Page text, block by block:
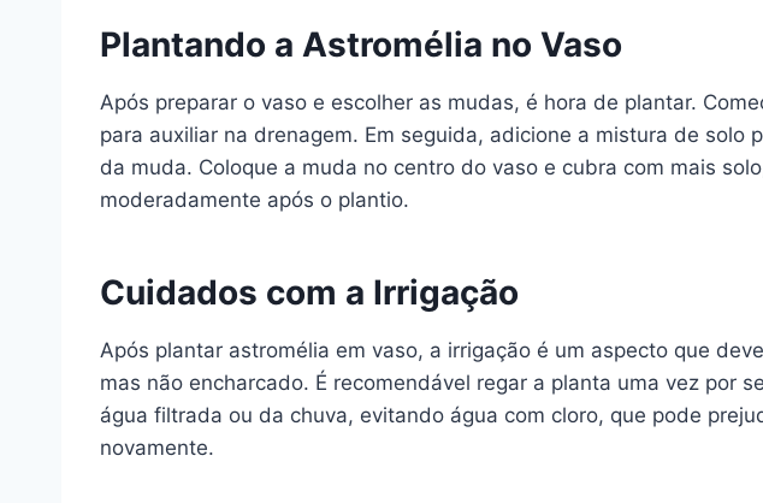
Plantando a Astromélia no Vaso
Após preparar o vaso e escolher as mudas, é hora de plantar.
para auxiliar na drenagem. Em seguida, adicione a mistura de
da muda. Coloque a muda no centro do vaso e cubra com mais
moderadamente após o plantio.
Cuidados com a Irrigação
Após plantar astromélia em vaso, a irrigação é um aspecto que
mas não encharcado. É recomendável regar a planta uma vez por
água filtrada ou da chuva, evitando água com cloro, que pode
novamente.